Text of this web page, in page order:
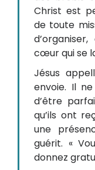
Christ est
de toute
cœur qui se
Jésus
envoie. Il
d’être
qu’ils ont
une
guérit. «
donnez